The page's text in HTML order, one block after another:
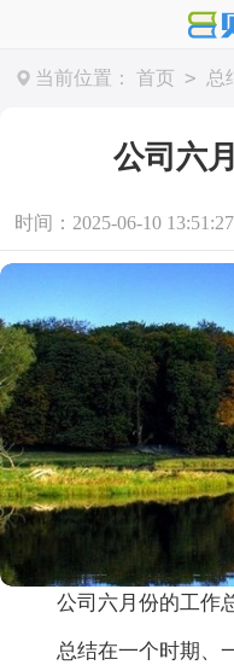
当前位置： 首页 > 总
公司六
时间：2025-06-10 13:51:27
公司六月份的工作
总结在一个时期、